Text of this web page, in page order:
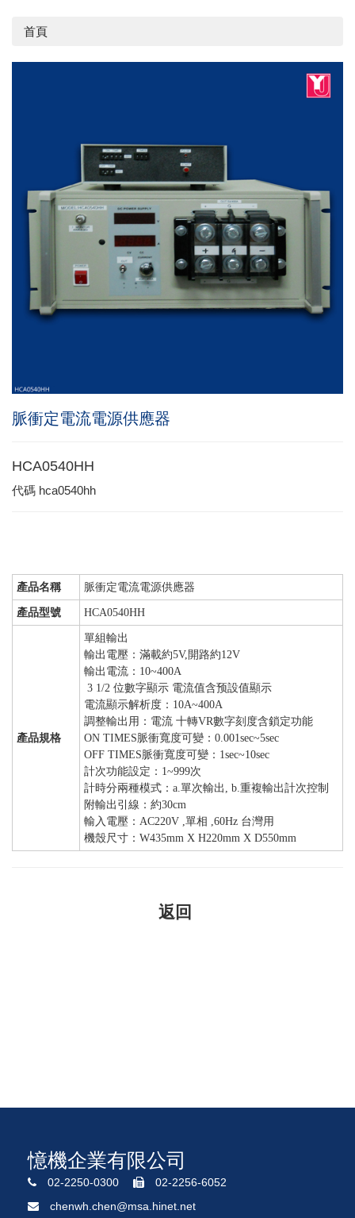
首頁
脈衝定電流電源供應器
HCA0540HH
代碼 hca0540hh
產品名稱 脈衝定電流電源供應器
產品型號 HCA0540HH
產品規格
單組輸出
輸出電壓：滿載約5V,開路約12V
輸出電流：10~400A
3 1/2 位數字顯示 電流值含预設值顯示
電流顯示解析度：10A~400A
調整輸出用：電流 十轉VR數字刻度含鎖定功能
ON TIMES脈衝寬度可變：0.001sec~5sec
OFF TIMES脈衝寬度可變：1sec~10sec
計次功能設定：1~999次
計時分兩種模式：a.單次輸出, b.重複輸出計次控制
附輸出引線：約30cm
輸入電壓：AC220V ,單相 ,60Hz 台灣用
機殼尺寸：W435mm X H220mm X D550mm
憶機企業有限公司
02-2250-0300
02-2256-6052
chenwh.chen@msa.hinet.net